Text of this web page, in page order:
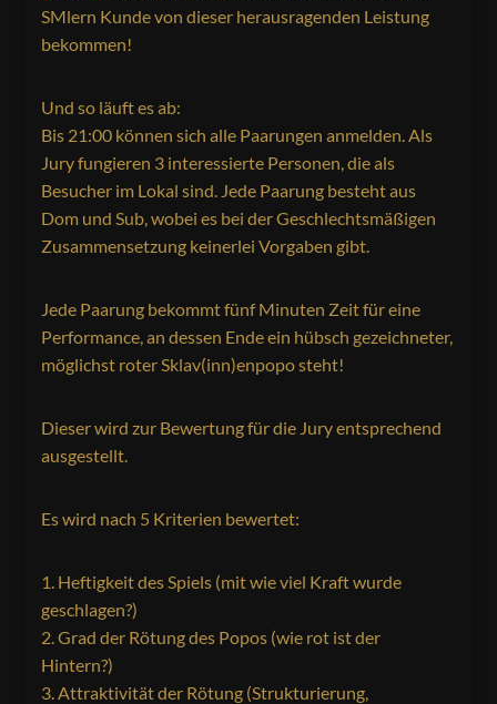
SMlern Kunde von dieser herausragenden Leistung
bekommen!
Und so läuft es ab:
Bis 21:00 können sich alle Paarungen anmelden. Als
Jury fungieren 3 interessierte Personen, die als
Besucher im Lokal sind. Jede Paarung besteht aus
Dom und Sub, wobei es bei der Geschlechtsmäßigen
Zusammensetzung keinerlei Vorgaben gibt.
Jede Paarung bekommt fünf Minuten Zeit für eine
Performance, an dessen Ende ein hübsch gezeichneter,
möglichst roter Sklav(inn)enpopo steht!
Dieser wird zur Bewertung für die Jury entsprechend
ausgestellt.
Es wird nach 5 Kriterien bewertet:
Heftigkeit des Spiels (mit wie viel Kraft wurde
geschlagen?)
Grad der Rötung des Popos (wie rot ist der
Hintern?)
Attraktivität der Rötung (Strukturierung,